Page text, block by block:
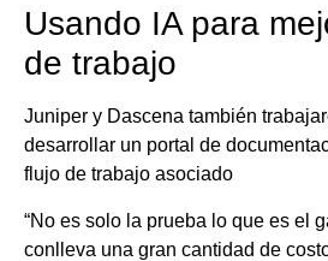
Usando IA para
de trabajo
Juniper y Dascena también
desarrollar un portal de
flujo de trabajo asociado
“No es solo la prueba lo que es el
conlleva una gran cantidad de